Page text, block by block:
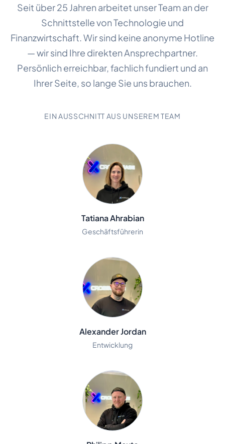
Seit über 25 Jahren arbeitet unser Team an der
Schnittstelle von Technologie und
Finanzwirtschaft. Wir sind keine anonyme Hotline
— wir sind Ihre direkten Ansprechpartner.
Persönlich erreichbar, fachlich fundiert und an
Ihrer Seite, so lange Sie uns brauchen.
EIN AUSSCHNITT AUS UNSEREM TEAM
Tatiana Ahrabian
Geschäftsführerin
Alexander Jordan
Entwicklung